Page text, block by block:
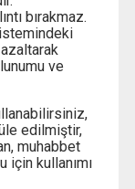
bırakmaz.
ve
edilmiştir,
muhabbet
için kullanımı